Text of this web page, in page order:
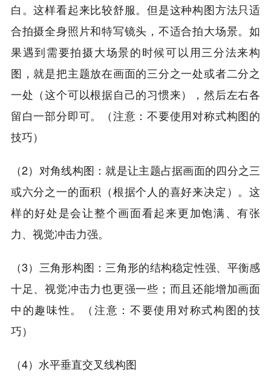
白。这样看起来比较舒服。但是这种构图方法只适
合拍摄全身照片和特写镜头，不适合拍大场景。如
果遇到需要拍摄大场景的时候可以用三分法来构
图，就是把主题放在画面的三分之一处或者二分之
一处（这个可以根据自己的习惯来），然后左右各
留白一部分即可。（注意：不要使用对称式构图的
技巧）
（2）对角线构图：就是让主题占据画面的四分之三
或六分之一的面积（根据个人的喜好来决定）。这
样的好处是会让整个画面看起来更加饱满、有张
力、视觉冲击力强。
（3）三角形构图：三角形的结构稳定性强、平衡感
十足、视觉冲击力也更强一些；而且还能增加画面
中的趣味性。（注意：不要使用对称式构图的技
巧）
（4）水平垂直交叉线构图